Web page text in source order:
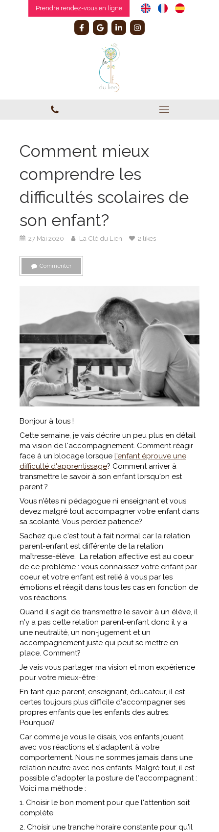
Prendre rendez-vous en ligne
Comment mieux
comprendre les
difficultés scolaires de
son enfant?
27 Mai 2020 La Clé du Lien 2 likes
Commenter
Bonjour à tous !
Cette semaine, je vais décrire un peu plus en détail
ma vision de l'accompagnement. Comment réagir
face à un blocage lorsque l'enfant éprouve une
difficulté d'apprentissage? Comment arriver à
transmettre le savoir à son enfant lorsqu'on est
parent ?
Vous n'êtes ni pédagogue ni enseignant et vous
devez malgré tout accompagner votre enfant dans
sa scolarité. Vous perdez patience?
Sachez que c'est tout à fait normal car la relation
parent-enfant est différente de la relation
maîtresse-élève. La relation affective est au coeur
de ce problème : vous connaissez votre enfant par
coeur et votre enfant est relié à vous par les
émotions et réagit dans tous les cas en fonction de
vos réactions.
Quand il s'agit de transmettre le savoir à un élève, il
n'y a pas cette relation parent-enfant donc il y a
une neutralité, un non-jugement et un
accompagnement juste qui peut se mettre en
place. Comment?
Je vais vous partager ma vision et mon expérience
pour votre mieux-être :
En tant que parent, enseignant, éducateur, il est
certes toujours plus difficile d'accompagner ses
propres enfants que les enfants des autres.
Pourquoi?
Car comme je vous le disais, vos enfants jouent
avec vos réactions et s'adaptent à votre
comportement. Nous ne sommes jamais dans une
relation neutre avec nos enfants. Malgré tout, il est
possible d'adopter la posture de l'accompagnant :
Voici ma méthode :
1. Choisir le bon moment pour que l'attention soit
complète
2. Choisir une tranche horaire constante pour qu'il